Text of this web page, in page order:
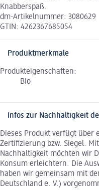
Knabberspaß.
dm-Artikelnummer: 3080629
GTIN: 4262367685054
Produktmerkmale
Produkteigenschaften:
Bio
Infos zur Nachhaltigkeit
Dieses Produkt verfügt über
Zertifizierung bzw. Siegel.
Nachhaltigkeit möchten wir
Konsum erleichtern. Die
haben wir gemeinsam mit
Deutschland e. V.)